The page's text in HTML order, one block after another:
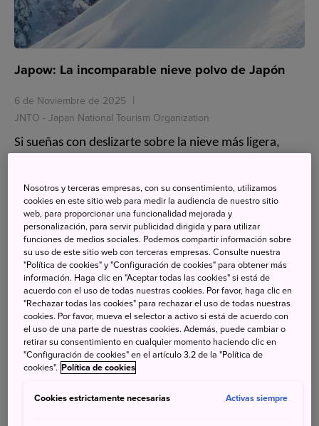
Japow: La incomparable nieve polvo de Japón
6 de Noviembre de 2025
JNTO - Japan National Tourism Organization
Si sueñas con deslizarte sobre la nieve más ligera,
"Japow" (abreviatura de
Japan powder ) ha ganado
fama mundial y se ha convertido en un atractivo
turístico esencial, atrayendo a viajeros
internacionales cuya afluencia supera con creces la
de los esquiadores nacionales.
Búsqueda
Nosotros y terceras empresas, con su consentimiento, utilizamos
cookies en este sitio web para medir la audiencia de nuestro sitio
web, para proporcionar una funcionalidad mejorada y
personalización, para servir publicidad dirigida y para utilizar
funciones de medios sociales. Podemos compartir información sobre
su uso de este sitio web con terceras empresas. Consulte nuestra
"Política de cookies" y "Configuración de cookies" para obtener más
información. Haga clic en "Aceptar todas las cookies" si está de
acuerdo con el uso de todas nuestras cookies. Por favor, haga clic en
"Rechazar todas las cookies" para rechazar el uso de todas nuestras
cookies. Por favor, mueva el selector a activo si está de acuerdo con
el uso de una parte de nuestras cookies. Además, puede cambiar o
retirar su consentimiento en cualquier momento haciendo clic en
"Configuración de cookies" en el artículo 3.2 de la "Política de
cookies". Política de cookies
Cookies estrictamente necesarias Activas siempre